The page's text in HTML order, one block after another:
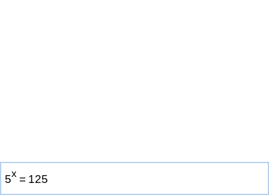
5x = 125